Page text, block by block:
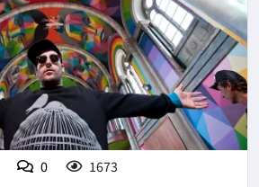
0 1673